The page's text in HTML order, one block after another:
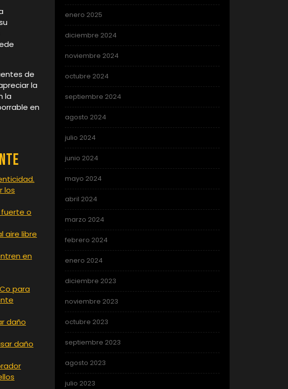
de
la
la
en
los
fuerte o
aire libre
en
para
daño
daño
enero 2025
diciembre 2024
noviembre 2024
octubre 2024
septiembre 2024
agosto 2024
julio 2024
junio 2024
mayo 2024
abril 2024
marzo 2024
febrero 2024
enero 2024
diciembre 2023
noviembre 2023
octubre 2023
septiembre 2023
agosto 2023
julio 2023